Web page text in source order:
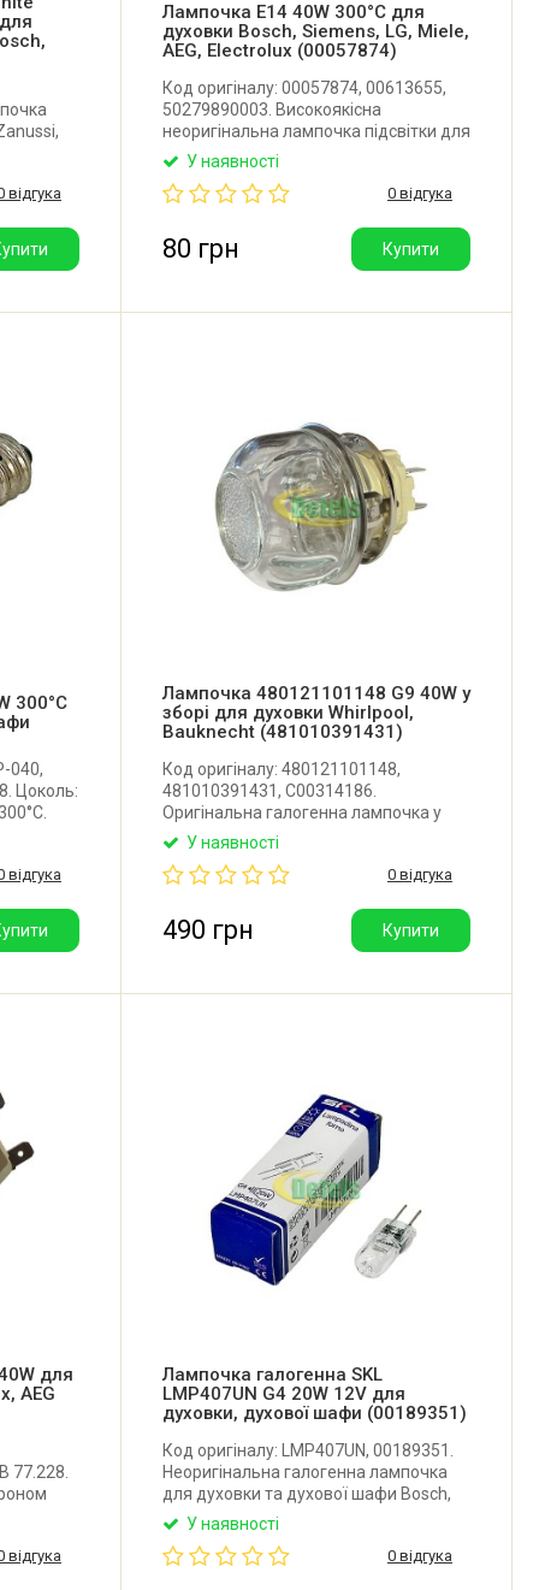
G9.
відгука
Лампочка E14 40W 300°C для
духовки Bosch, Siemens, LG, Miele,
AEG, Electrolux (00057874)
Код оригіналу: 00057874, 00613655,
50279890003. Високоякісна
неоригінальна лампочка підсвітки для
духовки Bosch, Siemens, LG, Miele, AEG,
Цоколь: E14. Потужність: 40W.
Виробник: Jingyue (Китай).
У наявності
0 відгука
80 грн Купити
300°C
040,
Цоколь:
відгука
Лампочка 480121101148 G9 40W у
зборі для духовки Whirlpool,
Bauknecht (481010391431)
Код оригіналу: 480121101148,
481010391431, C00314186.
Оригінальна галогенна лампочка у
зборі з плафоном та патроном для
Ariston. Цоколь: G9. Потужність: 40W.
Постачається у коробочці Whirlpool.
У наявності
0 відгука
490 грн Купити
для
AEG
77.228.
Zanussi,
відгука
Лампочка галогенна SKL
LMP407UN G4 20W 12V для
духовки, духової шафи (00189351)
Код оригіналу: LMP407UN, 00189351.
Неоригінальна галогенна лампочка
для духовки та духової шафи Bosch,
Siemens, Miele, AEG, Electrolux.
мм. Робоча напруга: 12V. Потужність:
У наявності
0 відгука